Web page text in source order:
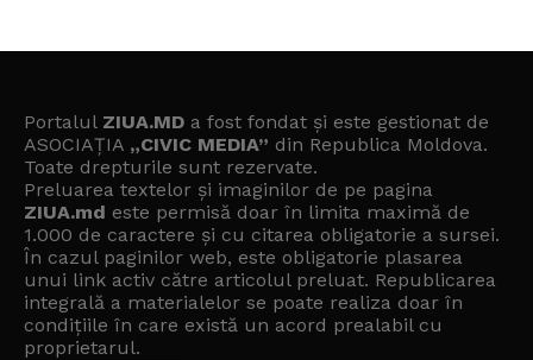
Portalul ZIUA.MD a fost fondat și este gestionat de
ASOCIAȚIA „CIVIC MEDIA” din Republica Moldova.
Toate drepturile sunt rezervate.
Preluarea textelor și imaginilor de pe pagina
ZIUA.md este permisă doar în limita maximă de
1.000 de caractere și cu citarea obligatorie a sursei.
În cazul paginilor web, este obligatorie plasarea
unui link activ către articolul preluat. Republicarea
integrală a materialelor se poate realiza doar în
condițiile în care există un acord prealabil cu
proprietarul.